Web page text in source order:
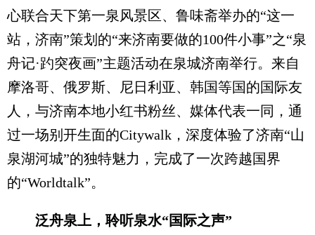
心联合天下第一泉风景区、鲁味斋举办的“这一
站，济南”策划的“来济南要做的100件小事”之“泉
舟记·趵突夜画”主题活动在泉城济南举行。来自
摩洛哥、俄罗斯、尼日利亚、韩国等国的国际友
人，与济南本地小红书粉丝、媒体代表一同，通
过一场别开生面的Citywalk，深度体验了济南“山
泉湖河城”的独特魅力，完成了一次跨越国界
的“Worldtalk”。
泛舟泉上，聆听泉水“国际之声”